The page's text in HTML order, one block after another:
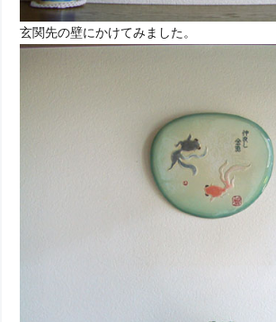
玄関先の壁にかけてみました。